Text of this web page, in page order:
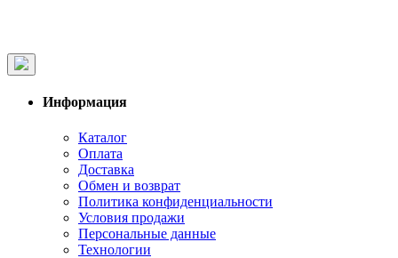
Информация
Каталог
Оплата
Доставка
Обмен и возврат
Политика конфиденциальности
Условия продажи
Персональные данные
Технологии